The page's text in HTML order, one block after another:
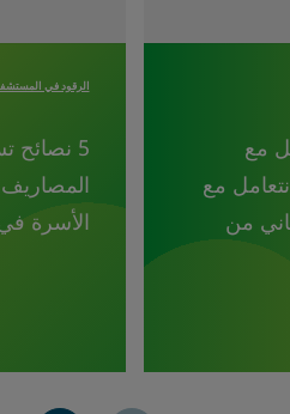
مع
مع
من
الرقود في
5
الأسرة